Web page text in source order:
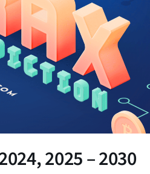
2025 – 2030